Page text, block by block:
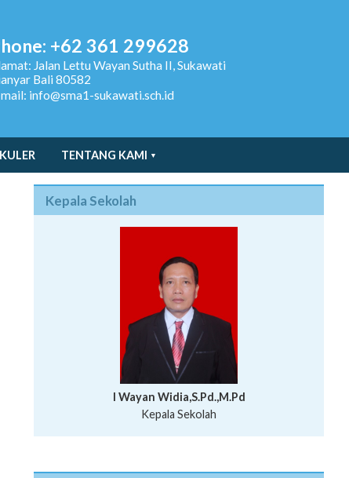
+62 361 299628
Jalan Lettu Wayan Sutha II, Sukawati
Bali 80582
info@sma1-sukawati.sch.id
TENTANG KAMI
Kepala Sekolah
I Wayan Widia,S.Pd.,M.Pd
Kepala Sekolah